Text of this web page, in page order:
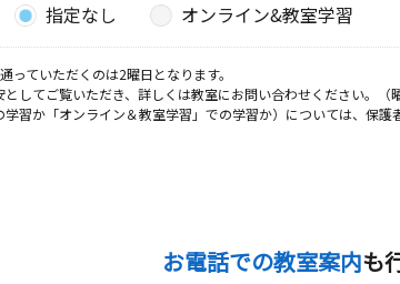
指定なし オンライン&教室学習
ていただくのは2曜日となります。
してご覧いただき、詳しくは教室にお問い合わせください。（
習か「オンライン＆教室学習」での学習か）については、保護
お電話での教室案内も